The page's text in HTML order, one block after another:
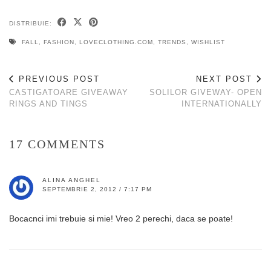
DISTRIBUIE:
FALL FASHION LOVECLOTHING.COM TRENDS WISHLIST
PREVIOUS POST
CASTIGATOARE GIVEAWAY
RINGS AND TINGS
NEXT POST
SOLILOR GIVEWAY- OPEN
INTERNATIONALLY
17 COMMENTS
ALINA ANGHEL
SEPTEMBRIE 2, 2012 / 7:17 PM
Bocacnci imi trebuie si mie! Vreo 2 perechi, daca se poate!